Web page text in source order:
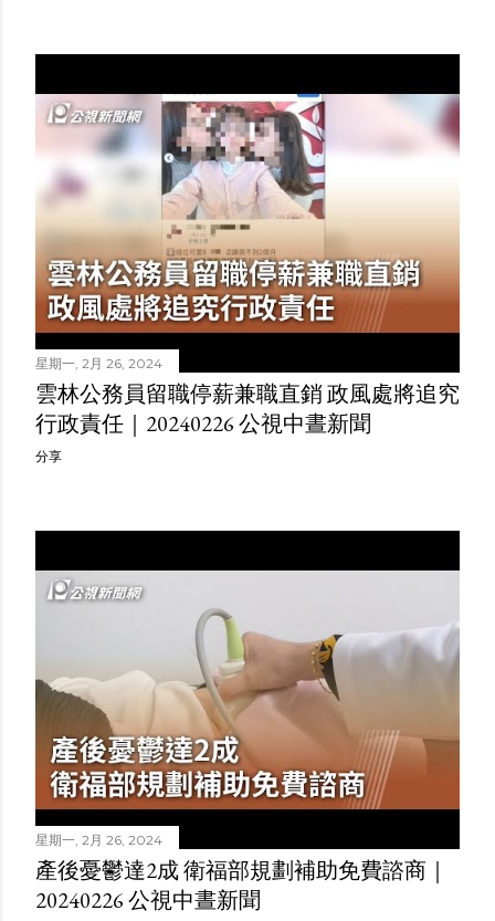
星期一, 2月 26, 2024
雲林公務員留職停薪兼職直銷 政風處將追究
行政責任｜20240226 公視中晝新聞
分享
星期一, 2月 26, 2024
產後憂鬱達2成 衛福部規劃補助免費諮商｜
20240226 公視中晝新聞